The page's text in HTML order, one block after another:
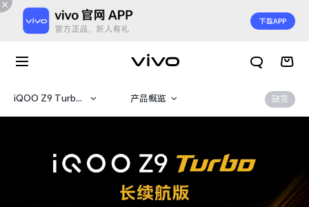
iQOO Z9 Turbo 长续航版
iQOO Z9 Turbo+
产品概览
规格参数
缺货